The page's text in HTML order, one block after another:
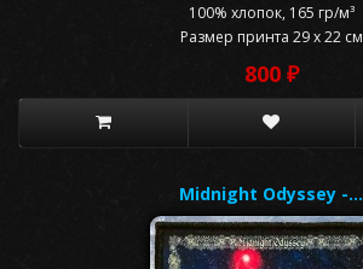
100% хлопок, 165 гр/м³
Размер принта 29 x 22 см
800 ₽
Midnight Odyssey -…